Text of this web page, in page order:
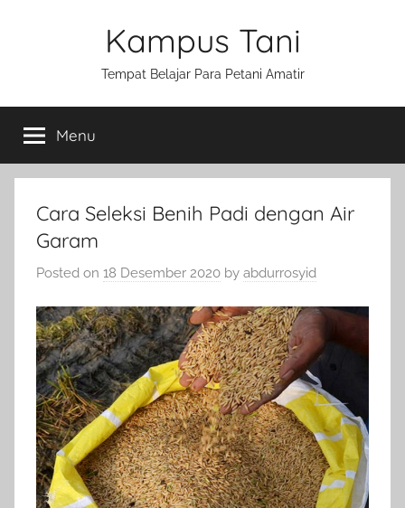
Kampus Tani
Tempat Belajar Para Petani Amatir
Menu
Cara Seleksi Benih Padi dengan Air
Garam
Posted on 18 Desember 2020 by abdurrosyid